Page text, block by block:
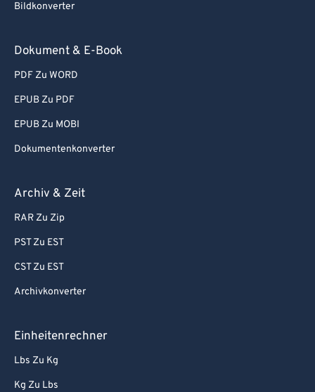
Bildkonverter
Dokument & E-Book
PDF Zu WORD
EPUB Zu PDF
EPUB Zu MOBI
Dokumentenkonverter
Archiv & Zeit
RAR Zu Zip
PST Zu EST
CST Zu EST
Archivkonverter
Einheitenrechner
Lbs Zu Kg
Kg Zu Lbs